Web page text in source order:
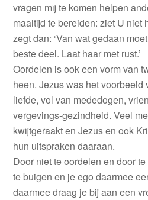
vragen mij te komen helpen
maaltijd te bereiden: ziet U niet
zegt dan: ‘Van wat gedaan
beste deel. Laat haar met rust.’
Oordelen is ook een vorm van
heen. Jezus was het voorbeeld
liefde, vol van mededogen,
vergevings-gezindheid. Veel
kwijtgeraakt en Jezus en ook
hun uitspraken daaraan.
Door niet te oordelen en door
te buigen en je ego daarmee
daarmee draag je bij aan een